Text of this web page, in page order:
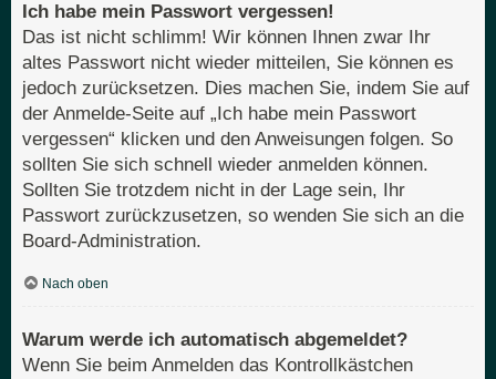
Ich habe mein Passwort vergessen!
Das ist nicht schlimm! Wir können Ihnen zwar Ihr
altes Passwort nicht wieder mitteilen, Sie können es
jedoch zurücksetzen. Dies machen Sie, indem Sie auf
der Anmelde-Seite auf „Ich habe mein Passwort
vergessen“ klicken und den Anweisungen folgen. So
sollten Sie sich schnell wieder anmelden können.
Sollten Sie trotzdem nicht in der Lage sein, Ihr
Passwort zurückzusetzen, so wenden Sie sich an die
Board-Administration.
Nach oben
Warum werde ich automatisch abgemeldet?
Wenn Sie beim Anmelden das Kontrollkästchen